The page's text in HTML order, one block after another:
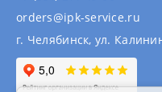
orders@ipk-service.ru
г. Челябинск, ул.